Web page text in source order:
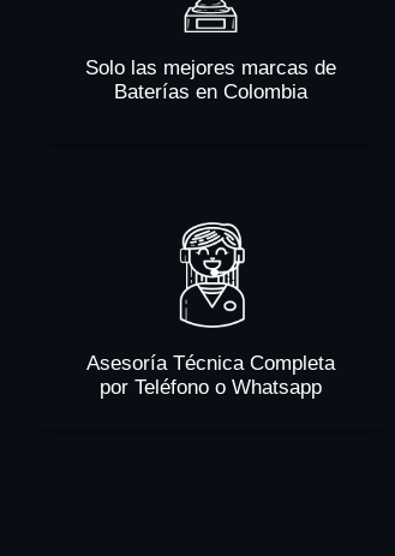
Solo las mejores marcas de
Baterías en Colombia
Asesoría Técnica Completa
por Teléfono o Whatsapp